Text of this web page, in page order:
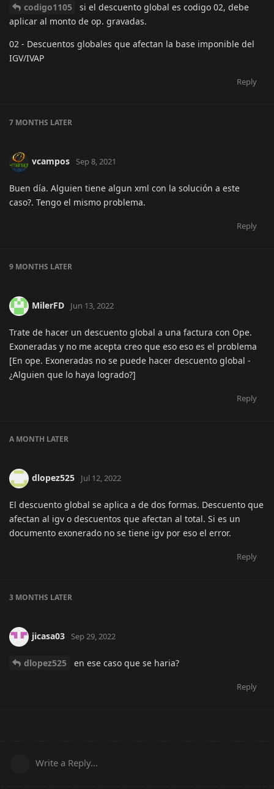
codigo1105
si el descuento global es codigo 02, debe
aplicar al monto de op. gravadas.
02 - Descuentos globales que afectan la base imponible del
IGV/IVAP
Reply
7 MONTHS LATER
vcampos Sep 8, 2021
Buen día. Alguien tiene algun xml con la solución a este
caso?. Tengo el mismo problema.
Reply
9 MONTHS LATER
MilerFD Jun 13, 2022
Trate de hacer un descuento global a una factura con Ope.
Exoneradas y no me acepta creo que eso eso es el problema
[En ope. Exoneradas no se puede hacer descuento global -
¿Alguien que lo haya logrado?]
Reply
A MONTH LATER
dlopez525 Jul 12, 2022
El descuento global se aplica a de dos formas. Descuento que
afectan al igv o descuentos que afectan al total. Si es un
documento exonerado no se tiene igv por eso el error.
Reply
3 MONTHS LATER
jicasa03 Sep 29, 2022
dlopez525 en ese caso que se haria?
Reply
Write a Reply...